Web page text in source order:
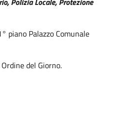
piano Palazzo Comunale
del Giorno.